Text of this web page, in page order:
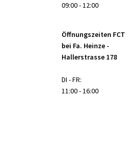
09:00 - 12:00
Öffnungszeiten FCT
bei Fa. Heinze -
Hallerstrasse 178
DI - FR:
11:00 - 16:00